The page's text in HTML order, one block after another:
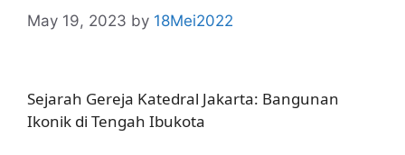
May 19, 2023 by 18Mei2022
Sejarah Gereja Katedral Jakarta: Bangunan
Ikonik di Tengah Ibukota